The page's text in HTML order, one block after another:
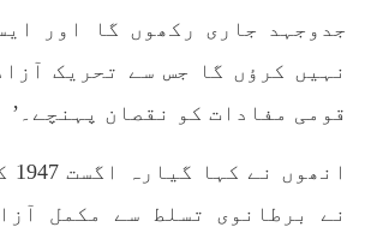
1771 VIEWS مئی 30, 2023
جنگ کی جدلیات تحریر:-مہر جان
کو خدا حافظ کہا جاۓ اور بزدلی کو
گوہٹے مجادلہ (ٹکراؤ) وحدت پیدا
عام اسی لیے ہے کہ “تشکیل
جدوجہد جاری رکھوں گا اور
نہیں کرؤں گا جس سے تحریک
قومی مفادات کو نقصان پہنچے۔’
نے برطانوی تسلط سے مکمل